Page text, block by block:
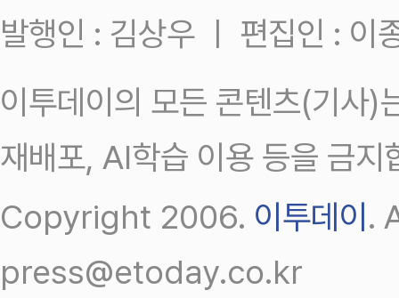
발행인 : 김상우 ㅣ 편집인 : 이
이투데이의 모든 콘텐츠(기사)
재배포, AI학습 이용 등을 금지
Copyright 2006. 이투데이 .
press@etoday.co.kr